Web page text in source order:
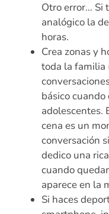
Otro error… Si
analógico la
horas.
Crea zonas y
toda la familia
básico
adolescentes.
cena es un
conversación
dedico una
cuando
aparece en la
Si haces